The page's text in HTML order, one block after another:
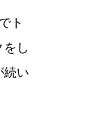
ト
し
続い